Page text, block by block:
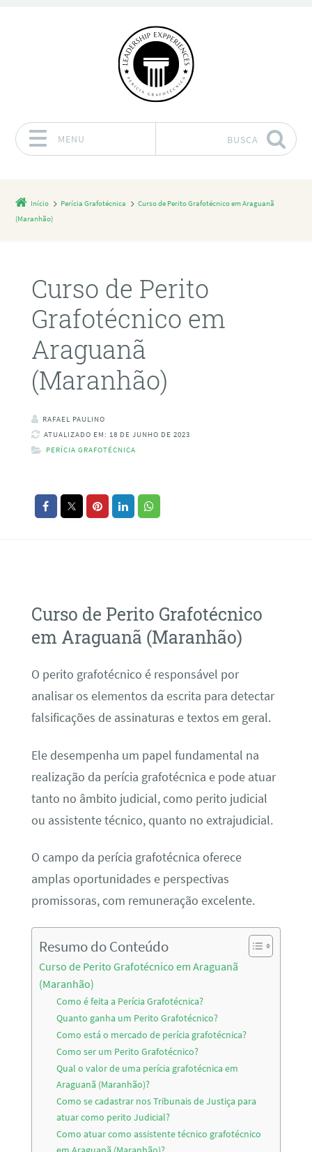
MENU BUSCA
Início Perícia Grafotécnica
Curso de Perito Grafotécnico em Araguanã
(Maranhão)
Curso de Perito
Grafotécnico em
Araguanã
(Maranhão)
RAFAEL PAULINO
ATUALIZADO EM: 18 DE JUNHO DE 2023
PERÍCIA GRAFOTÉCNICA
Curso de Perito Grafotécnico
em Araguanã (Maranhão)
O perito grafotécnico é responsável por
analisar os elementos da escrita para detectar
falsificações de assinaturas e textos em geral.
Ele desempenha um papel fundamental na
realização da perícia grafotécnica e pode atuar
tanto no âmbito judicial, como perito judicial
ou assistente técnico, quanto no extrajudicial.
O campo da perícia grafotécnica oferece
amplas oportunidades e perspectivas
promissoras, com remuneração excelente.
Resumo do Conteúdo
Curso de Perito Grafotécnico em Araguanã
(Maranhão)
Como é feita a Perícia Grafotécnica?
Quanto ganha um Perito Grafotécnico?
Como está o mercado de perícia grafotécnica?
Como ser um Perito Grafotécnico?
Qual o valor de uma perícia grafotécnica em
Araguanã (Maranhão)?
Como se cadastrar nos Tribunais de Justiça para
atuar como perito Judicial?
Como atuar como assistente técnico grafotécnico